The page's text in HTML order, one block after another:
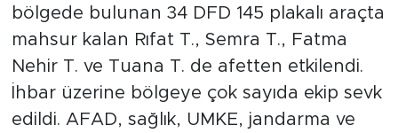
bölgede bulunan 34 DFD 145 plakalı araçta
mahsur kalan Rıfat T., Semra T., Fatma
Nehir T. ve Tuana T. de afetten etkilendi.
İhbar üzerine bölgeye çok sayıda ekip sevk
edildi. AFAD, sağlık, UMKE, jandarma ve